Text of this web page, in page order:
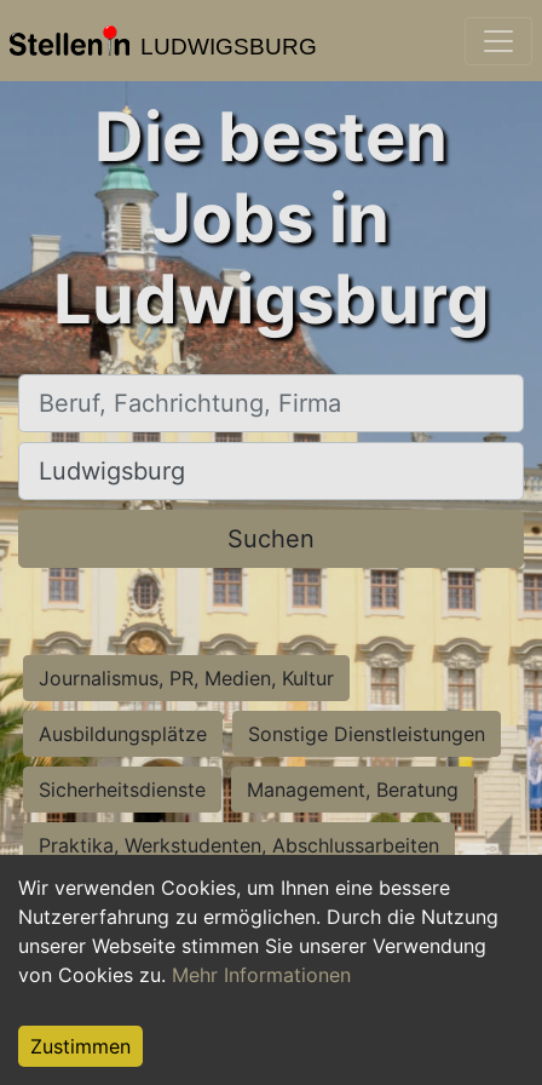
LUDWIGSBURG
Wir verwenden Cookies, um Ihnen eine bessere
Nutzererfahrung zu ermöglichen. Durch die Nutzung
unserer Webseite stimmen Sie unserer Verwendung
von Cookies zu. Mehr Informationen
Zustimmen
Die besten
Jobs in
Ludwigsburg
Beruf, Fachrichtung, Firma
Ort, Stadt
Suchen
Journalismus, PR, Medien, Kultur
Ausbildungsplätze Sonstige Dienstleistungen
Sicherheitsdienste Management, Beratung
Praktika, Werkstudenten, Abschlussarbeiten
Personalwesen Assistenz, Sekretariat
Hilfskräfte, Aushilfs- und Nebenjobs
Weiterbildung, Studium, duale Ausbildung